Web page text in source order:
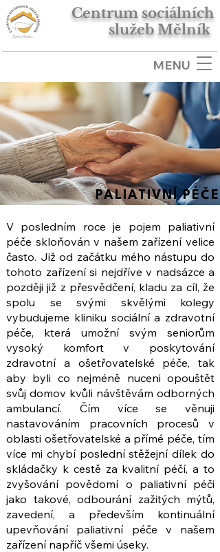
Centrum sociálních
služeb Mělník
MENU
PALIATIVNÍ PÉČE
V posledním roce je pojem paliativní
péče skloňován v našem zařízení velice
často. Již od začátku mého nástupu do
tohoto zařízení si nejdříve v nadsázce a
později již z přesvědčení, kladu za cíl, že
spolu se svými skvělými kolegy
vybudujeme kliniku sociální a zdravotní
péče, která umožní svým seniorům
vysoký komfort v poskytování
zdravotní a ošetřovatelské péče, tak
aby byli co nejméně nuceni opouštět
svůj domov kvůli návštěvám odborných
ambulancí. Čím více se věnuji
nastavováním pracovních procesů v
oblasti ošetřovatelské a přímé péče, tím
více mi chybí poslední stěžejní dílek do
skládačky k cestě za kvalitní péčí, a to
zvyšování povědomí o paliativní péči
jako takové, odbourání zažitých mýtů,
zavedení, a především kontinuální
upevňování paliativní péče v našem
zařízení napříč všemi úseky.